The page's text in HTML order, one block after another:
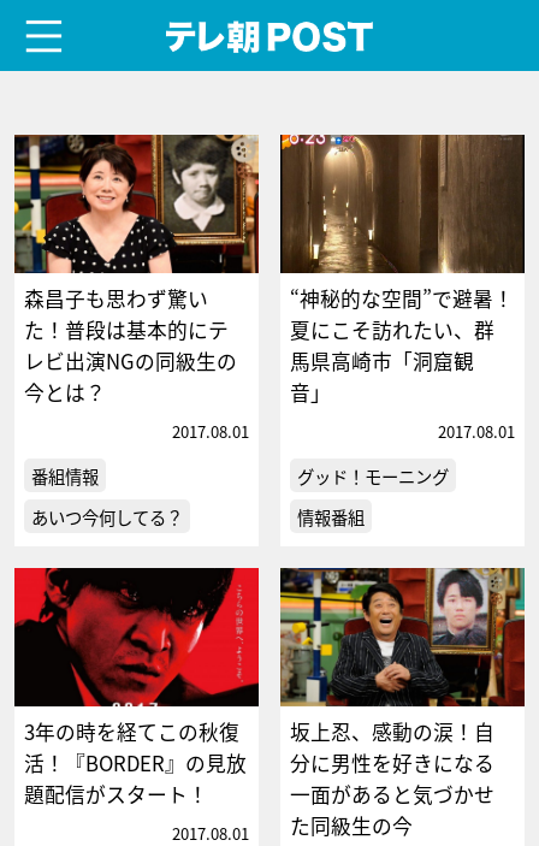
森昌子も思わず驚い
た！普段は基本的にテ
レビ出演NGの同級生の
今とは？
2017.08.01
番組情報
あいつ今何してる？
“神秘的な空間”で避暑！
夏にこそ訪れたい、群
馬県高崎市「洞窟観
音」
2017.08.01
グッド！モーニング
情報番組
3年の時を経てこの秋復
活！『BORDER』の見放
題配信がスタート！
2017.08.01
坂上忍、感動の涙！自
分に男性を好きになる
一面があると気づかせ
た同級生の今